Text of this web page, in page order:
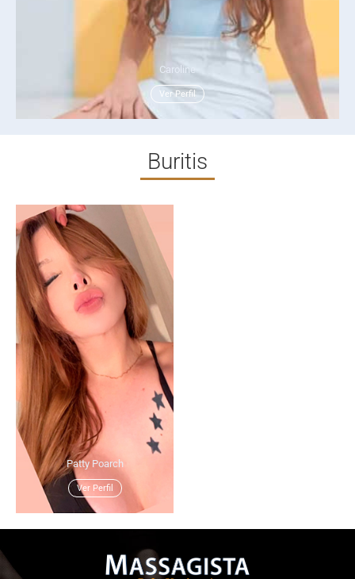
Caroline
Ver Perfil
Buritis
Patty Poarch
Ver Perfil